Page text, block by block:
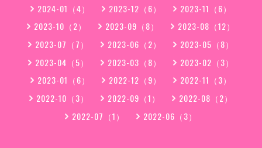
2024-01（4）
2023-12（6）
2023-11（6）
2023-10（2）
2023-09（8）
2023-08（12）
2023-07（7）
2023-06（2）
2023-05（8）
2023-04（5）
2023-03（8）
2023-02（3）
2023-01（6）
2022-12（9）
2022-11（3）
2022-10（3）
2022-09（1）
2022-08（2）
2022-07（1）
2022-06（3）